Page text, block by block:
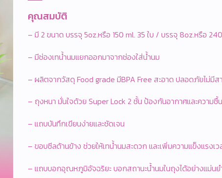
คุณสมบัติ
– มี 2 ขนาด บรรจุ 5oz.หรือ 150 ml. 35 ใบ / บรรจุ 8oz.หรือ
– มีช่องเทน้ำนมแยกออกมาจากช่องใส่น้ำนม
– ผลิตจากวัสดุ Food grade มีBPA Free สะอาด ปลอดภัยไม่มีส
– ถุงหนา มั่นใจด้วย Super Lock 2 ชั้น ป้องกันอากาศและความชื้
– แถบบันทึกเขียนง่ายและชัดเจน
– ขอบซีลด้านข้าง ช่วยให้เทน้ำนมสะดวก และเพิ่มความแข็งแรงเ
– แถบบอกอุณหภูมิอัจฉริยะ บอกสถานะน้ำนมในถุงได้อย่างแม่นย